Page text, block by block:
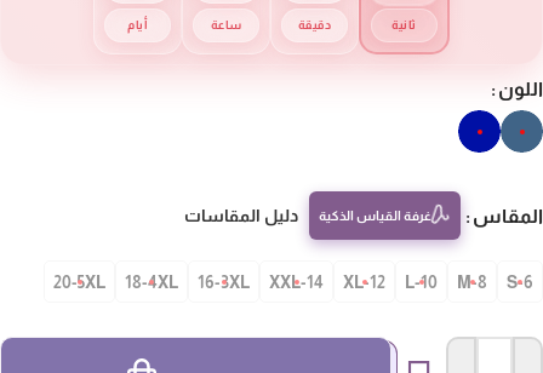
أيام ساعة دقيقة ثانية
غرفة القياس الذكية دليل المقاسات
S-
10-L
12-XL
14-XXL
16-3XL
18-4XL
20-5XL